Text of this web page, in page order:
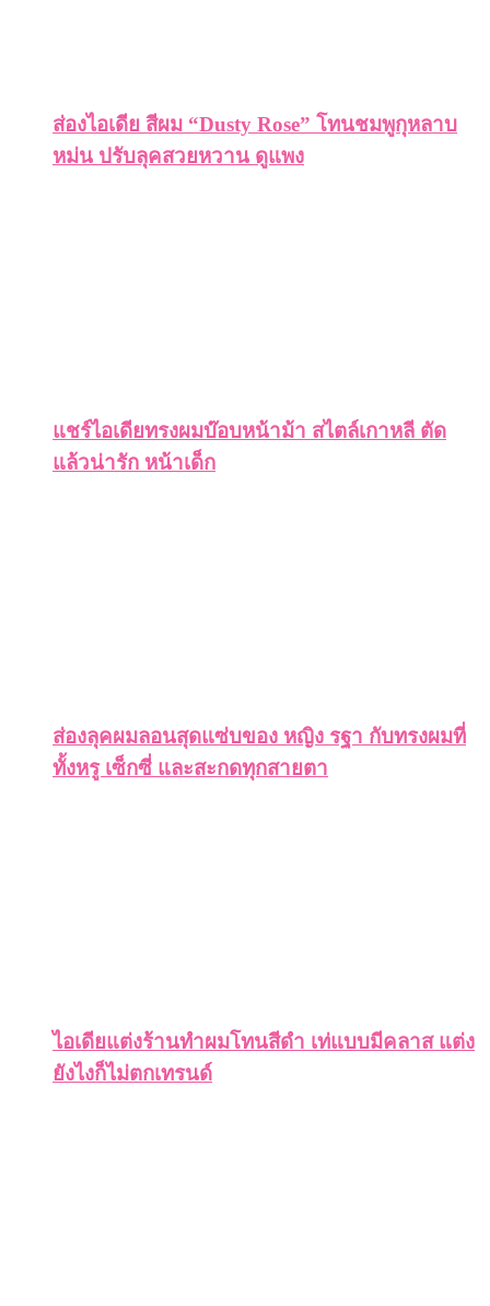
ส่องไอเดีย สีผม “Dusty Rose” โทนชมพูกุหลาบ
หม่น ปรับลุคสวยหวาน ดูแพง
แชร์ไอเดียทรงผมบ๊อบหน้าม้า สไตล์เกาหลี ตัด
แล้วน่ารัก หน้าเด็ก
ส่องลุคผมลอนสุดแซ่บของ หญิง รฐา กับทรงผมที่
ทั้งหรู เซ็กซี่ และสะกดทุกสายตา
ไอเดียแต่งร้านทำผมโทนสีดำ เท่แบบมีคลาส แต่ง
ยังไงก็ไม่ตกเทรนด์